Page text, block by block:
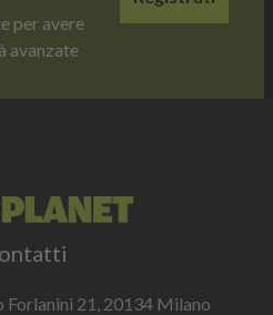
per avere
avanzate
Forlanini 21, 20134 Milano